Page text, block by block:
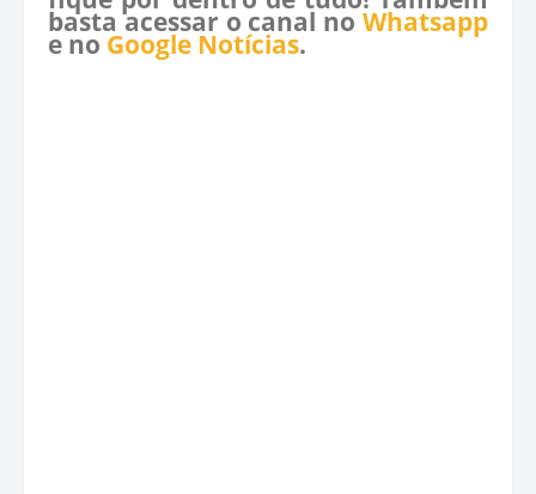
basta acessar o canal no Whatsapp
e no Google Notícias.